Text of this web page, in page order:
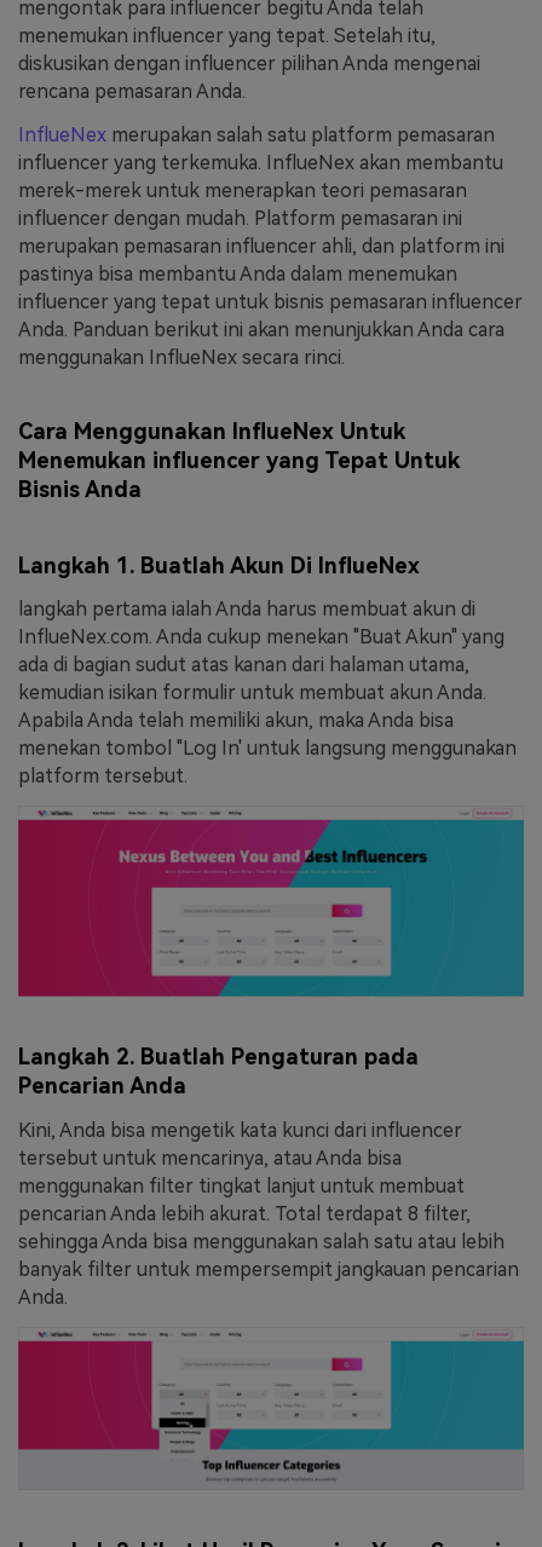
mengontak para influencer begitu Anda telah
menemukan influencer yang tepat. Setelah itu,
diskusikan dengan influencer pilihan Anda mengenai
rencana pemasaran Anda.
InflueNex merupakan salah satu platform pemasaran
influencer yang terkemuka. InflueNex akan membantu
merek-merek untuk menerapkan teori pemasaran
influencer dengan mudah. Platform pemasaran ini
merupakan pemasaran influencer ahli, dan platform ini
pastinya bisa membantu Anda dalam menemukan
influencer yang tepat untuk bisnis pemasaran influencer
Anda. Panduan berikut ini akan menunjukkan Anda cara
menggunakan InflueNex secara rinci.
Cara Menggunakan InflueNex Untuk
Menemukan influencer yang Tepat Untuk
Bisnis Anda
Langkah 1. Buatlah Akun Di InflueNex
langkah pertama ialah Anda harus membuat akun di
InflueNex.com. Anda cukup menekan "Buat Akun" yang
ada di bagian sudut atas kanan dari halaman utama,
kemudian isikan formulir untuk membuat akun Anda.
Apabila Anda telah memiliki akun, maka Anda bisa
menekan tombol "Log In' untuk langsung menggunakan
platform tersebut.
Langkah 2. Buatlah Pengaturan pada
Pencarian Anda
Kini, Anda bisa mengetik kata kunci dari influencer
tersebut untuk mencarinya, atau Anda bisa
menggunakan filter tingkat lanjut untuk membuat
pencarian Anda lebih akurat. Total terdapat 8 filter,
sehingga Anda bisa menggunakan salah satu atau lebih
banyak filter untuk mempersempit jangkauan pencarian
Anda.